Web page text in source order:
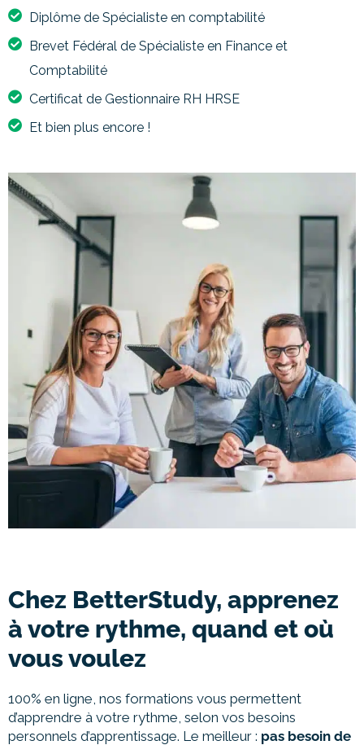
Diplôme de Spécialiste en comptabilité
Brevet Fédéral de Spécialiste en Finance et
Comptabilité
Certificat de Gestionnaire RH HRSE
Et bien plus encore !
Chez BetterStudy, apprenez
à votre rythme, quand et où
vous voulez
100% en ligne, nos formations vous permettent
d’apprendre à votre rythme, selon vos besoins
personnels d’apprentissage. Le meilleur : pas besoin de